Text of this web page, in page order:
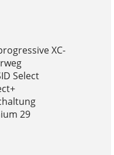
XC-
Select
29